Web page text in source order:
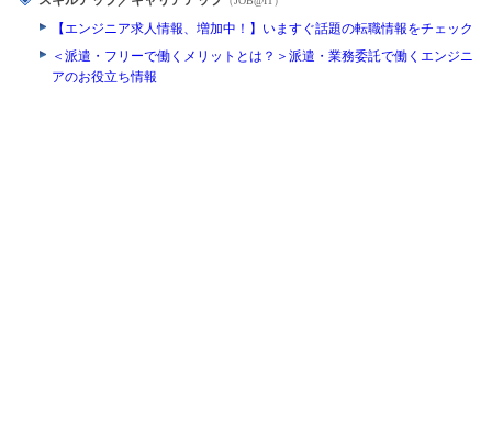
【エンジニア求人情報、増加中！】いますぐ話題の転職情報をチェック
＜派遣・フリーで働くメリットとは？＞派遣・業務委託で働くエンジニ
アのお役立ち情報